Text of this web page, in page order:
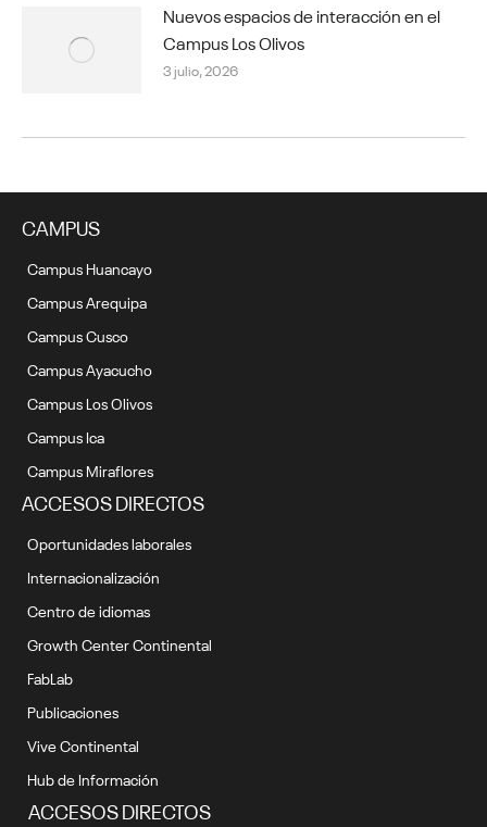
Nuevos espacios de interacción en el
Campus Los Olivos
3 julio, 2026
CAMPUS
Campus Huancayo
Campus Arequipa
Campus Cusco
Campus Ayacucho
Campus Los Olivos
Campus Ica
Campus Miraflores
ACCESOS DIRECTOS
Oportunidades laborales
Internacionalización
Centro de idiomas
Growth Center Continental
FabLab
Publicaciones
Vive Continental
Hub de Información
ACCESOS DIRECTOS